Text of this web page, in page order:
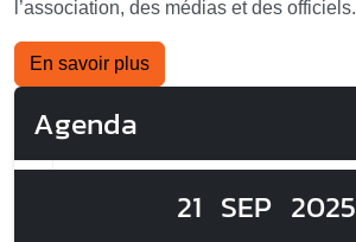
l’association, des médias et des officiels.
En savoir plus
Agenda
21 SEP 2025